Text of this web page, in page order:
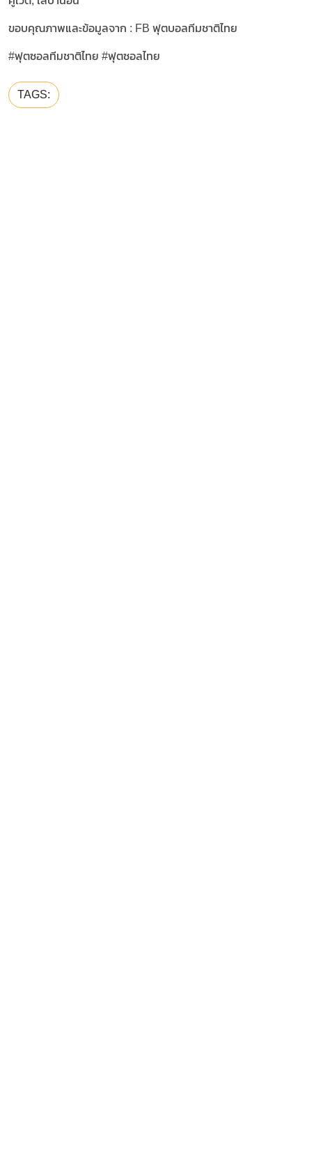
ขอบคุณภาพและข้อมูลจาก : FB ฟุตบอลทีมชาติไทย
#ฟุตซอลทีมชาติไทย #ฟุตซอลไทย
TAGS: